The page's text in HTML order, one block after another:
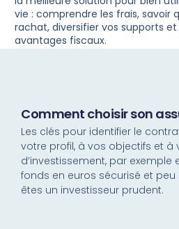
vie : comprendre les frais, savoir
rachat, diversifier vos supports
avantages fiscaux.
Comment choisir son
Les clés pour identifier le
votre profil, à vos objectifs et à
d’investissement, par
fonds en euros sécurisé et
êtes un investisseur prudent.